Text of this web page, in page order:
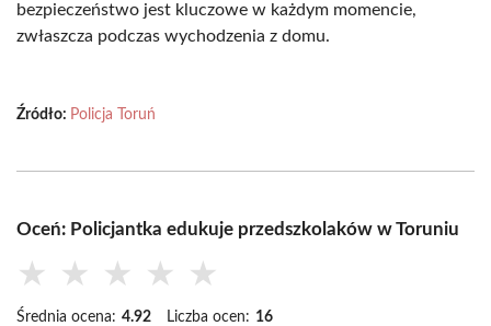
bezpieczeństwo jest kluczowe w każdym momencie,
zwłaszcza podczas wychodzenia z domu.
Źródło: Policja Toruń
Oceń: Policjantka edukuje przedszkolaków w Toruniu
★ ★ ★ ★ ★
Średnia ocena: 4.92 Liczba ocen: 16